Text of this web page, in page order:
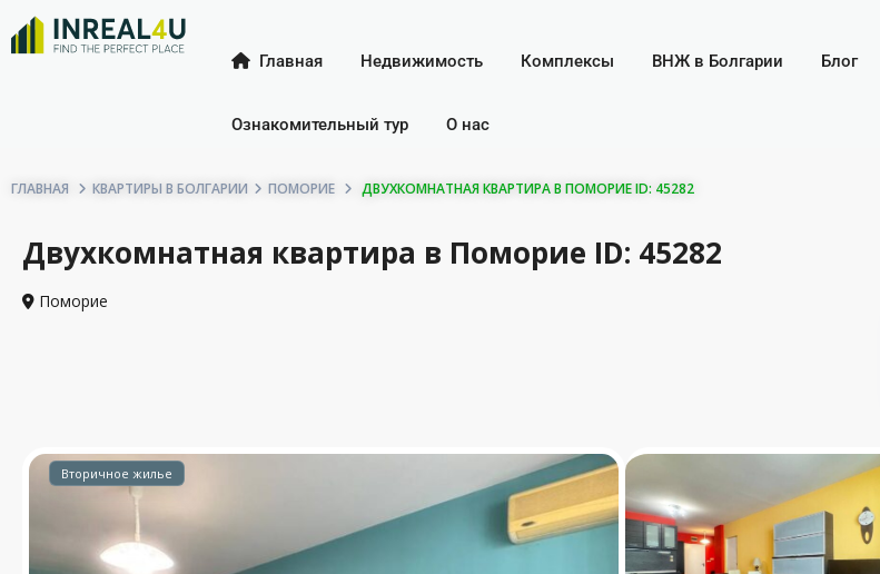
Главная Недвижимость Комплексы ВНЖ в Болгарии Блог
Ознакомительный тур О нас
ГЛАВНАЯ КВАРТИРЫ В БОЛГАРИИ ПОМОРИЕ ДВУХКОМНАТНАЯ КВАРТИРА В ПОМОРИЕ ID: 45282
Двухкомнатная квартира в Поморие ID: 45282
Поморие
Вторичное жилье